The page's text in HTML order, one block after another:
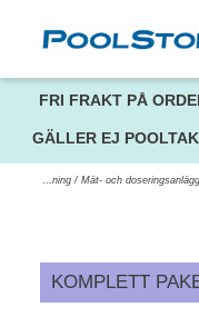
FRI FRAKT PÅ
GÄLLER EJ
Vattenrening / Mät- och
KOMPLETT